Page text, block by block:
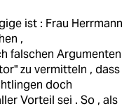
ist : Frau Herrmann
,
falschen Argumenten
zu vermitteln , dass
doch
Vorteil sei . So , als